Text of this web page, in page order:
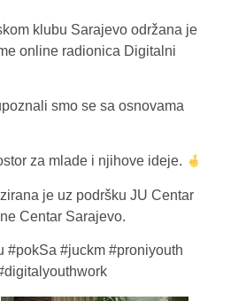
klubu Sarajevo održana je
online radionica Digitalni
smo se sa osnovama
za mlade i njihove ideje.
je uz podršku JU Centar
Centar Sarajevo.
#pokSa #juckm #proniyouth